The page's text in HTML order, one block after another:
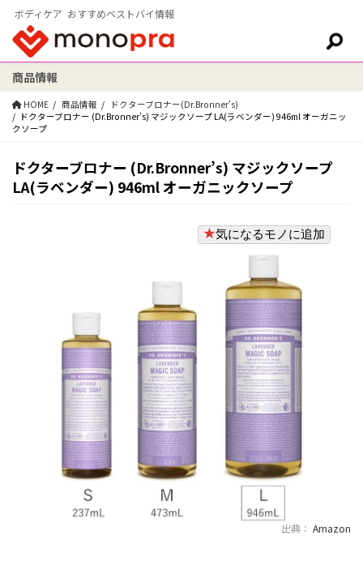
ボディケア おすすめベストバイ情報
検索:
商品情報
HOME 商品情報
ドクターブロナー(Dr.Bronner's)
ドクターブロナー (Dr.Bronner’s) マジックソープ LA(ラベンダー) 946ml オーガニッ
クソープ
ドクターブロナー (Dr.Bronner’s) マジックソープ
LA(ラベンダー) 946ml オーガニックソープ
気になるモノに追加
出典： Amazon